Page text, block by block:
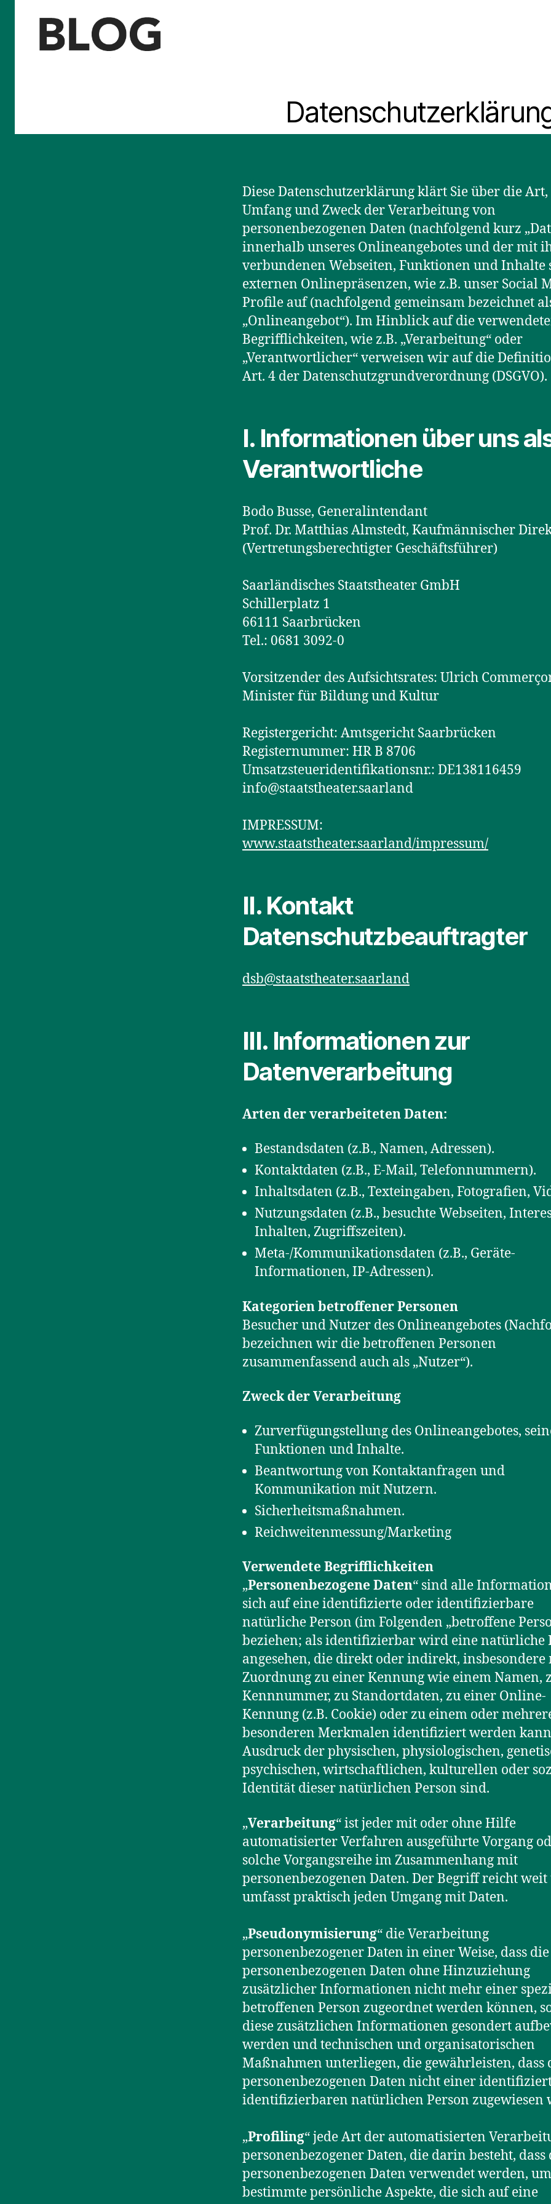
Diese Datenschutzerklärung klärt Sie über die Art,
Umfang und Zweck der Verarbeitung von
personenbezogenen Daten (nachfolgend kurz
innerhalb unseres Onlineangebotes und der mit
verbundenen Webseiten, Funktionen und Inhalte
externen Onlinepräsenzen, wie z.B. unser Social
Profile auf (nachfolgend gemeinsam bezeichnet
„Onlineangebot“). Im Hinblick auf die
Begrifflichkeiten, wie z.B. „Verarbeitung“ oder
„Verantwortlicher“ verweisen wir auf die
Art. 4 der Datenschutzgrundverordnung (DSGVO).
I. Informationen über uns
Verantwortliche
Bodo Busse, Generalintendant
Prof. Dr. Matthias Almstedt, Kaufmännischer
(Vertretungsberechtigter Geschäftsführer)
Saarländisches Staatstheater GmbH
Schillerplatz 1
66111 Saarbrücken
Tel.: 0681 3092-0
Vorsitzender des Aufsichtsrates: Ulrich
Minister für Bildung und Kultur
Registergericht: Amtsgericht Saarbrücken
Registernummer: HR B 8706
Umsatzsteueridentifikationsnr.: DE138116459
info@staatstheater.saarland
IMPRESSUM:
www.staatstheater.saarland/impressum/
II. Kontakt
Datenschutzbeauftragter
dsb@staatstheater.saarland
III. Informationen zur
Datenverarbeitung
Arten der verarbeiteten Daten:
Bestandsdaten (z.B., Namen, Adressen).
Kontaktdaten (z.B., E-Mail, Telefonnummern).
Inhaltsdaten (z.B., Texteingaben, Fotografien,
Nutzungsdaten (z.B., besuchte Webseiten,
Inhalten, Zugriffszeiten).
Meta-/Kommunikationsdaten (z.B., Geräte-
Informationen, IP-Adressen).
Kategorien betroffener Personen
Besucher und Nutzer des Onlineangebotes
bezeichnen wir die betroffenen Personen
zusammenfassend auch als „Nutzer“).
Zweck der Verarbeitung
Zurverfügungstellung des Onlineangebotes,
Funktionen und Inhalte.
Beantwortung von Kontaktanfragen und
Kommunikation mit Nutzern.
Sicherheitsmaßnahmen.
Reichweitenmessung/Marketing
Verwendete Begrifflichkeiten
„Personenbezogene Daten“ sind alle
sich auf eine identifizierte oder identifizierbare
natürliche Person (im Folgenden „betroffene
beziehen; als identifizierbar wird eine natürliche
angesehen, die direkt oder indirekt, insbesondere
Zuordnung zu einer Kennung wie einem Namen,
Kennnummer, zu Standortdaten, zu einer Online-
Kennung (z.B. Cookie) oder zu einem oder
besonderen Merkmalen identifiziert werden
Ausdruck der physischen, physiologischen,
psychischen, wirtschaftlichen, kulturellen oder
Identität dieser natürlichen Person sind.
„Verarbeitung“ ist jeder mit oder ohne Hilfe
automatisierter Verfahren ausgeführte Vorgang
solche Vorgangsreihe im Zusammenhang mit
personenbezogenen Daten. Der Begriff reicht
umfasst praktisch jeden Umgang mit Daten.
„Pseudonymisierung“ die Verarbeitung
personenbezogener Daten in einer Weise, dass die
personenbezogenen Daten ohne Hinzuziehung
zusätzlicher Informationen nicht mehr einer
betroffenen Person zugeordnet werden können,
diese zusätzlichen Informationen gesondert
werden und technischen und organisatorischen
Maßnahmen unterliegen, die gewährleisten, dass
personenbezogenen Daten nicht einer
identifizierbaren natürlichen Person zugewiesen
„Profiling“ jede Art der automatisierten
personenbezogener Daten, die darin besteht, dass
personenbezogenen Daten verwendet werden, um
bestimmte persönliche Aspekte, die sich auf eine